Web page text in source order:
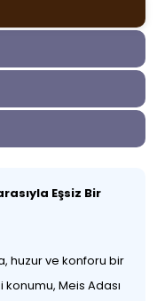
Eşsiz Bir
huzur ve konforu bir
Meis Adası